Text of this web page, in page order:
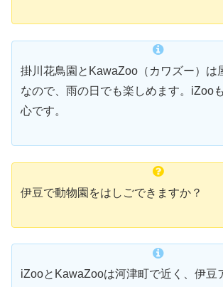
掛川花鳥園とKawaZoo（カワズー）は
なので、雨の日でも楽しめます。iZoo
心です。
伊豆で動物園をはしごできますか？
iZooとKawaZooは河津町で近く、伊豆